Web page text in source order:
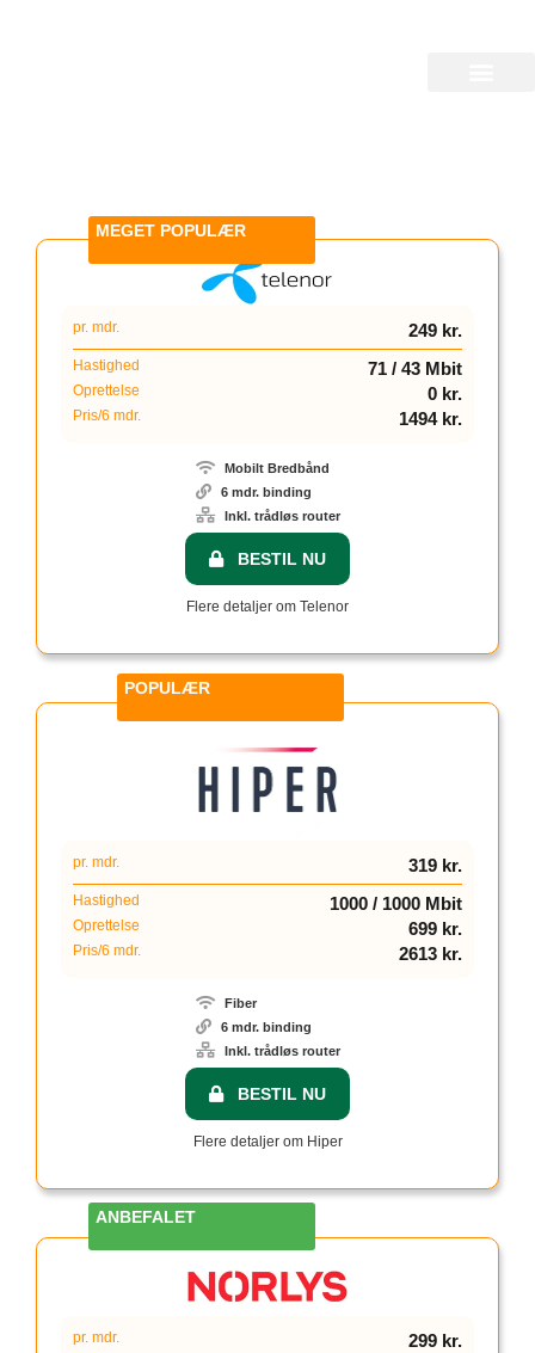
1
pr. mdr. 249 kr.
Hastighed 71 / 43 Mbit
Oprettelse 0 kr.
Pris/6 mdr. 1494 kr.
Mobilt Bredbånd
6 mdr. binding
Inkl. trådløs router
BESTIL NU
Flere detaljer om Telenor
pr. mdr. 319 kr.
Hastighed 1000 / 1000 Mbit
Oprettelse 699 kr.
Pris/6 mdr. 2613 kr.
Fiber
6 mdr. binding
Inkl. trådløs router
BESTIL NU
Flere detaljer om Hiper
pr. mdr. 299 kr.